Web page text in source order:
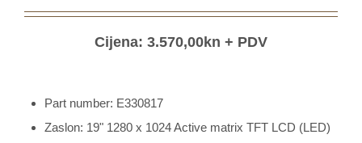
Cijena: 3.570,00kn + PDV
Part number: E330817
Zaslon: 19" 1280 x 1024 Active matrix TFT LCD (LED)